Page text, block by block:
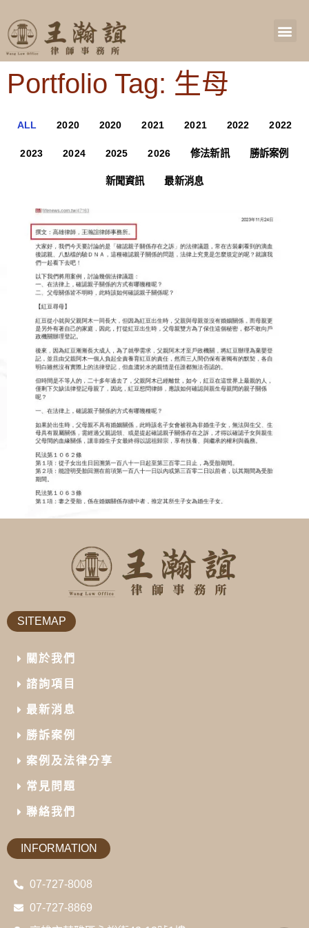
Portfolio Tag: 生母
ALL 2020 2020 2021 2021 2022 2022
2023 2024 2025 2026 修法新訊 勝訴案例
新聞資訊 最新消息
SITEMAP
關於我們
諮詢項目
最新消息
勝訴案例
案例及法律分享
常見問題
聯絡我們
INFORMATION
07-727-8008
07-727-8869